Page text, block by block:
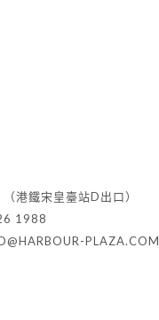
港鐵宋皇臺站D出口）
1988
PLAZA.COM